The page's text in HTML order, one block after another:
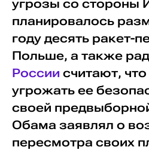
угрозы со стороны
планировалось
году десять ракет-
Польше, а также
России считают,
угрожать ее
своей
Обама заявлял о
пересмотра своих